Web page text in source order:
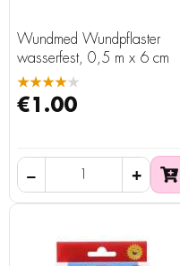
Wundmed Wundpflaster
wasserfest, 0,5 m x 6 cm
★★★★★
€1.00